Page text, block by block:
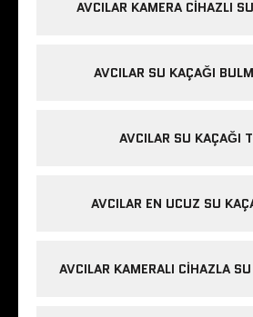
AVCILAR KAMERA CIHAZLI
AVCILAR SU KAÇAĞI
AVCILAR SU KAÇAĞI
AVCILAR EN UCUZ SU
AVCILAR KAMERALI CIHAZLA